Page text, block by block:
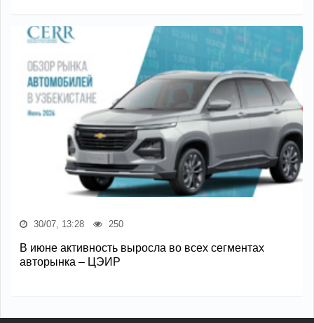
30/07, 13:28 250
В июне активность выросла во всех сегментах
авторынка – ЦЭИР